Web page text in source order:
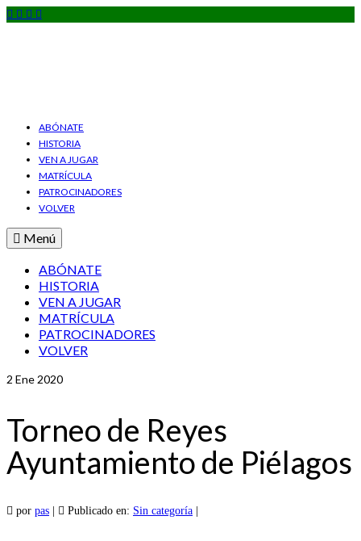
ABÓNATE
HISTORIA
VEN A JUGAR
MATRÍCULA
PATROCINADORES
VOLVER
Menú
ABÓNATE
HISTORIA
VEN A JUGAR
MATRÍCULA
PATROCINADORES
VOLVER
2 Ene 2020
Torneo de Reyes
Ayuntamiento de Piélagos
por pas Publicado en: Sin categoría